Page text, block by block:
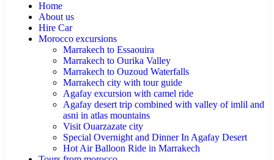
Home
About us
Hire Car
Morocco excursions
Marrakech to Essaouira
Marrakech to Ourika Valley
Marrakech to Ouzoud Waterfalls
Marrakech city with tour guide
Agafay excursion with camel ride
Agafay desert trip combined with valley of imlil and
asni in atlas mountains
Visit Ouarzazate city
Special Overnight and Dinner In Agafay Desert
Hot Air Balloon Ride in Marrakech